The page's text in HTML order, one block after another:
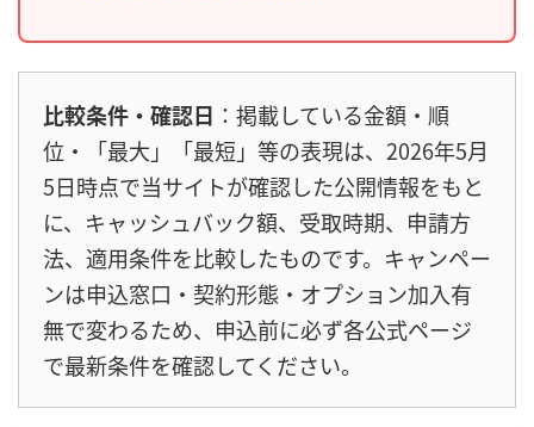
比較条件・確認日 ：掲載している金額・順
位・「最大」「最短」等の表現は、2026年5月
5日時点で当サイトが確認した公開情報をもと
に、キャッシュバック額、受取時期、申請方
法、適用条件を比較したものです。キャンペー
ンは申込窓口・契約形態・オプション加入有
無で変わるため、申込前に必ず各公式ページ
で最新条件を確認してください。